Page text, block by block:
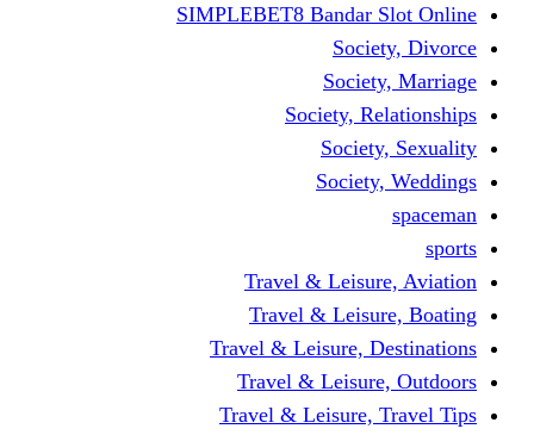
SIMPLEBET8 Bandar
Society,
Travel &
Travel &
Travel & Leisure,
Travel &
Travel & Leisure,